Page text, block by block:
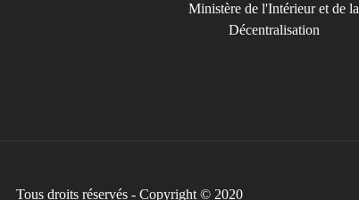
Ministère de l'Intérieur et de la
Décentralisation
Tous droits réservés - Copyright © 2020